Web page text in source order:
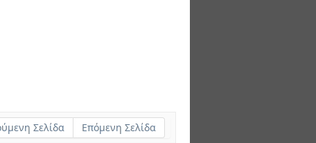
Σελίδα Επόμενη Σελίδα